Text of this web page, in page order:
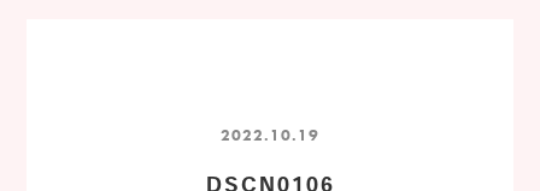
2022.10.19
DSCN0106